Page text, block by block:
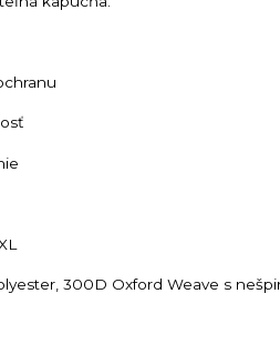
300D Oxford Weave s